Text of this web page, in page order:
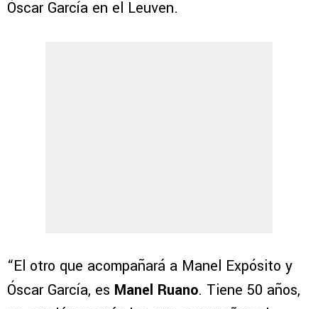
Óscar García en el Leuven.
“El otro que acompañará a Manel Expósito y
Óscar García, es Manel Ruano. Tiene 50 años,